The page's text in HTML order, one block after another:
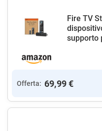
Fire TV
supporto
Offerta: 69,99 €